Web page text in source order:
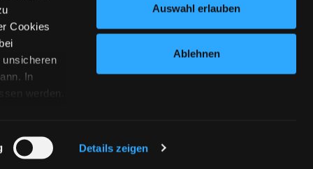
Cookies
unsicheren
In
werden.
links
Details zeigen
Auswahl erlauben
Ablehnen
abonnieren